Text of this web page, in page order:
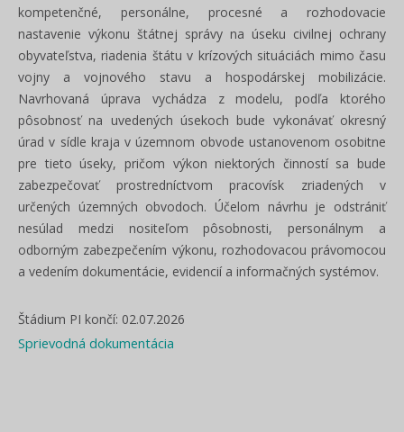
kompetenčné, personálne, procesné a rozhodovacie
nastavenie výkonu štátnej správy na úseku civilnej ochrany
obyvateľstva, riadenia štátu v krízových situáciách mimo času
vojny a vojnového stavu a hospodárskej mobilizácie.
Navrhovaná úprava vychádza z modelu, podľa ktorého
pôsobnosť na uvedených úsekoch bude vykonávať okresný
úrad v sídle kraja v územnom obvode ustanovenom osobitne
pre tieto úseky, pričom výkon niektorých činností sa bude
zabezpečovať prostredníctvom pracovísk zriadených v
určených územných obvodoch. Účelom návrhu je odstrániť
nesúlad medzi nositeľom pôsobnosti, personálnym a
odborným zabezpečením výkonu, rozhodovacou právomocou
a vedením dokumentácie, evidencií a informačných systémov.
Štádium PI končí: 02.07.2026
Sprievodná dokumentácia